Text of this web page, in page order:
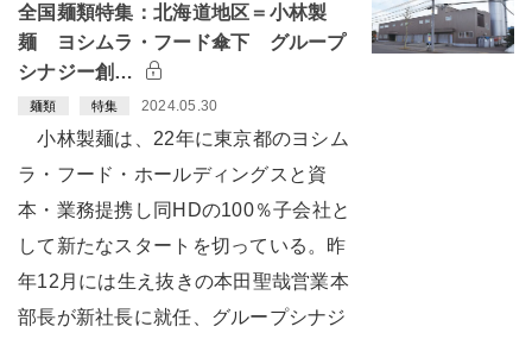
全国麺類特集：北海道地区＝小林製
麺 ヨシムラ・フード傘下 グループ
シナジー創…
麺類 特集 2024.05.30
小林製麺は、22年に東京都のヨシム
ラ・フード・ホールディングスと資
本・業務提携し同HDの100％子会社と
して新たなスタートを切っている。昨
年12月には生え抜きの本田聖哉営業本
部長が新社長に就任、グループシナジ